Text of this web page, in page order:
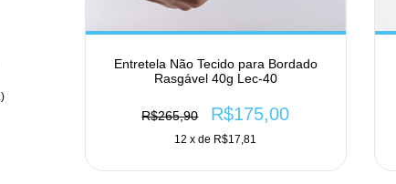
Entretela Não Tecido para Bordado
Rasgável 40g Lec-40
R$265,90 R$175,00
12 x de R$17,81